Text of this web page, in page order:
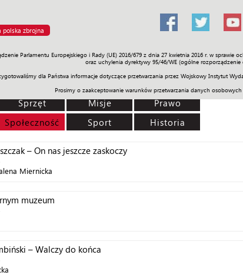
polska zbrojna
Parlamentu Europejskiego i Rady (UE) 2016/679 z dnia 27 kwietnia 2016 r. w
oraz uchylenia dyrektywy 95/46/WE (ogólne
dla Państwa informacje dotyczące przetwarzania przez Wojskowy Instytut
Prosimy o zaakceptowanie warunków przetwarzania danych
Polityka Prawo Świat Społeczność Sport Historia
Sprzęt Misje
Prawo
Społeczność Sport Historia
– On nas jeszcze zaskoczy
Miernicka
muzeum
– Walczy do końca